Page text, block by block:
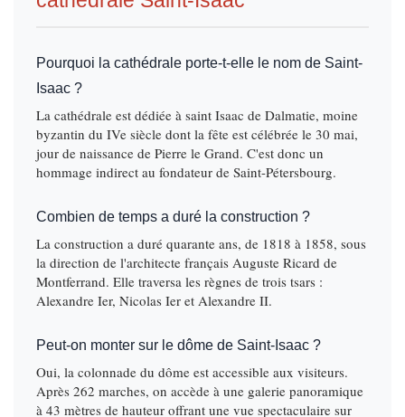
Pourquoi la cathédrale porte-t-elle le nom de Saint-
Isaac ?
La cathédrale est dédiée à saint Isaac de Dalmatie, moine
byzantin du IVe siècle dont la fête est célébrée le 30 mai,
jour de naissance de Pierre le Grand. C'est donc un
hommage indirect au fondateur de Saint-Pétersbourg.
Combien de temps a duré la construction ?
La construction a duré quarante ans, de 1818 à 1858, sous
la direction de l'architecte français Auguste Ricard de
Montferrand. Elle traversa les règnes de trois tsars :
Alexandre Ier, Nicolas Ier et Alexandre II.
Peut-on monter sur le dôme de Saint-Isaac ?
Oui, la colonnade du dôme est accessible aux visiteurs.
Après 262 marches, on accède à une galerie panoramique
à 43 mètres de hauteur offrant une vue spectaculaire sur